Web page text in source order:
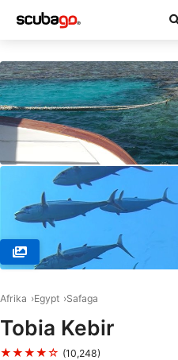
Afrika Egypt Safaga
Tobia Kebir
★★★★☆ (10,248)